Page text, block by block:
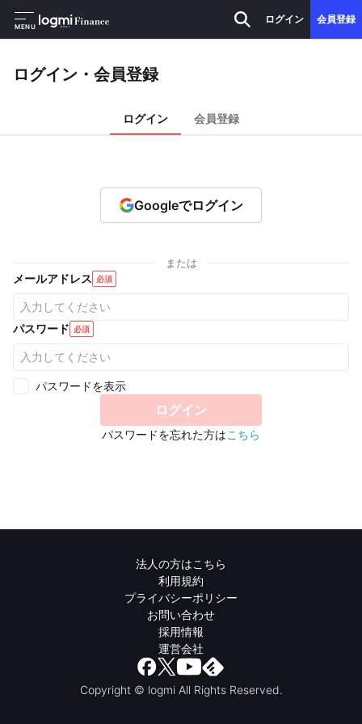
MENU
ログイン 会員登録
ログイン・会員登録
ログイン 会員登録
Googleでログイン
または
メールアドレス 必須
パスワード 必須
パスワードを表示
ログイン
パスワードを忘れた方はこちら
法人の方はこちら
利用規約
プライバシーポリシー
お問い合わせ
採用情報
運営会社
Copyright © logmi All Rights Reserved.